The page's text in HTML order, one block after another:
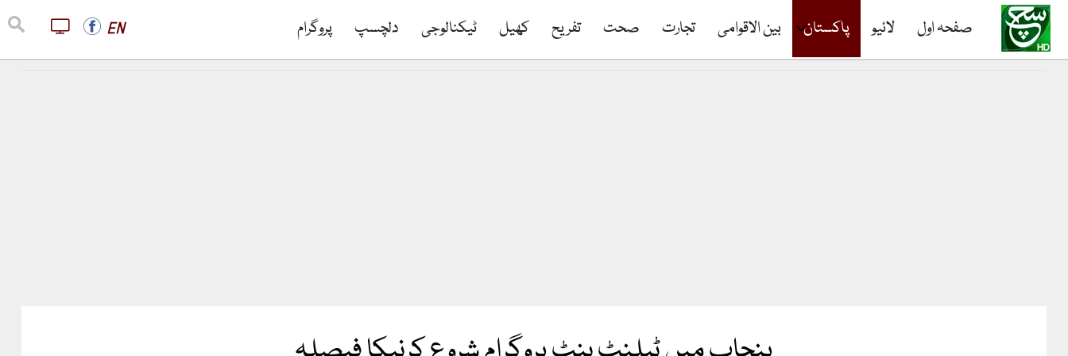
صفحہ اول لائیو پاکستان بین الاقوامی تجارت صحت تفریح کھیل ٹیکنالوجی دلچسپ پروگرام EN